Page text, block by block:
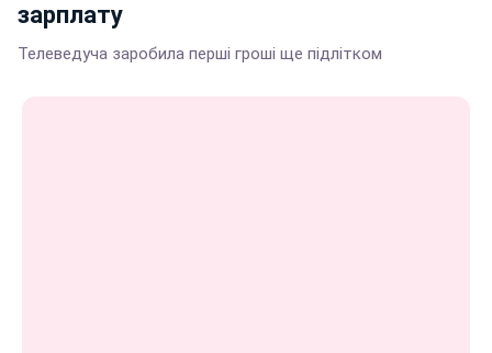
зарплату
Телеведуча заробила перші гроші ще підлітком